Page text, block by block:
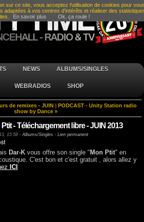
NEWS ALBUMS/SINGLES
WEBRADIOS SHOP
de remixes - JUIN
PODCAST - Unity Station radio
show by Dance »
- Téléchargement libre - JUIN 2013
15:58 -Albums/Singles - Lien permanent
Dar-K vous offre son single " Mon Ptit" en
C'est bon et c'est gratuit , alors allez y
ICI
sur ce site, vous acceptez l’utilisation de cookies pour
adaptées à vos centres d’intérêts et réaliser des
En savoir plus Ok, ça roule !